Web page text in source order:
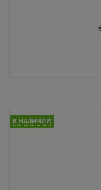
В НАЛИЧИИ